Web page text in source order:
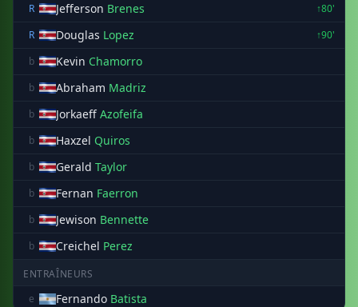
R
Jefferson Brenes
↑80'
R
Douglas Lopez
↑90'
b
Kevin Chamorro
b Abraham Madriz
b Jorkaeff Azofeifa
b Haxzel Quiros
b Gerald Taylor
b Fernan Faerron
b Jewison Bennette
b Creichel Perez
ENTRAÎNEURS
e
Fernando Batista